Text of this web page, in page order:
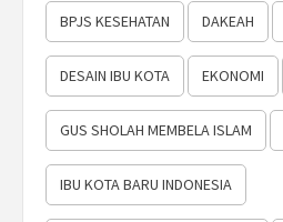
BPJS KESEHATAN DAKEAH
DESAIN IBU KOTA EKONOMI
GUS SHOLAH MEMBELA ISLAM
IBU KOTA BARU INDONESIA